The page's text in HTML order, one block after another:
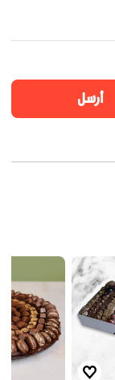
أرسل